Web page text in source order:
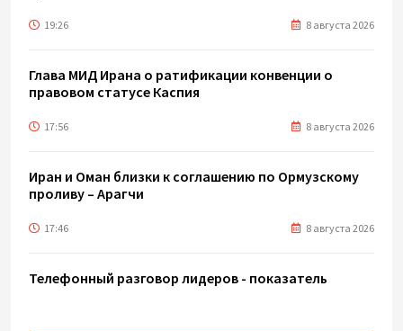
19:26 8 августа 2026
Глава МИД Ирана о ратификации конвенции о
правовом статусе Каспия
17:56 8 августа 2026
Иран и Оман близки к соглашению по Ормузскому
проливу – Арагчи
17:46 8 августа 2026
Телефонный разговор лидеров - показатель